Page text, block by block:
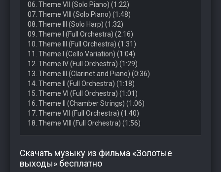
06. Theme VII (Solo Piano) (1:22)
07. Theme VIII (Solo Piano) (1:48)
08. Theme III (Solo Harp) (1:32)
09. Theme I (Full Orchestra) (2:16)
10. Theme III (Full Orchestra) (1:31)
11. Theme I (Cello Variation) (1:04)
12. Theme IV (Full Orchestra) (1:29)
13. Theme III (Clarinet and Piano) (0:36)
14. Theme II (Full Orchestra) (1:18)
15. Theme VI (Full Orchestra) (1:01)
16. Theme II (Chamber Strings) (1:06)
17. Theme VII (Full Orchestra) (1:40)
18. Theme VIII (Full Orchestra) (1:56)
Скачать музыку из фильма «Золотые
выходы» бесплатно